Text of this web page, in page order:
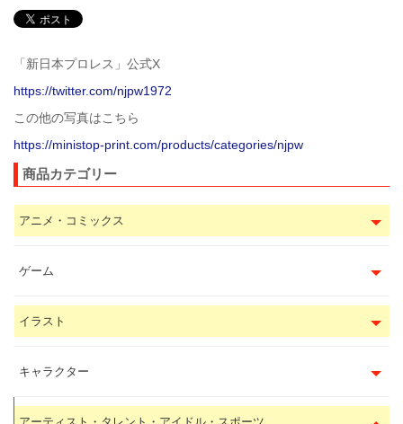
「新日本プロレス」公式X
https://twitter.com/njpw1972
この他の写真はこちら
https://ministop-print.com/products/categories/njpw
商品カテゴリー
アニメ・コミックス
ゲーム
イラスト
キャラクター